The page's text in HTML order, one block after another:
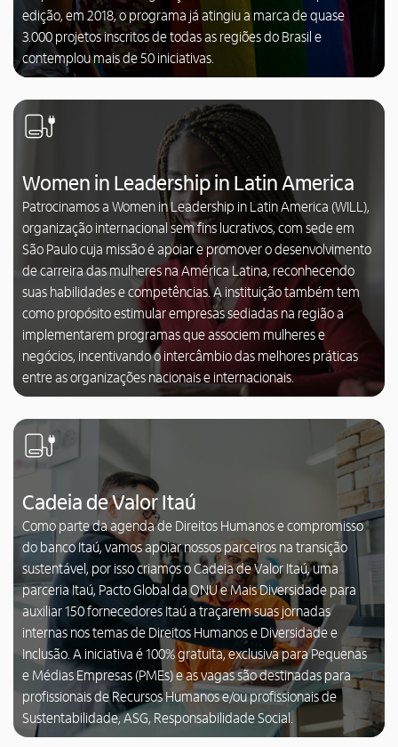
edição, em 2018, o programa já atingiu a marca de quase
3.000 projetos inscritos de todas as regiões do Brasil e
contemplou mais de 50 iniciativas.
Women in Leadership in Latin America
Patrocinamos a Women in Leadership in Latin America (WILL),
organização internacional sem fins lucrativos, com sede em
São Paulo cuja missão é apoiar e promover o desenvolvimento
de carreira das mulheres na América Latina, reconhecendo
suas habilidades e competências. A instituição também tem
como propósito estimular empresas sediadas na região a
implementarem programas que associem mulheres e
negócios, incentivando o intercâmbio das melhores práticas
entre as organizações nacionais e internacionais.
Cadeia de Valor Itaú
Como parte da agenda de Direitos Humanos e compromisso
do banco Itaú, vamos apoiar nossos parceiros na transição
sustentável, por isso criamos o Cadeia de Valor Itaú, uma
parceria Itaú, Pacto Global da ONU e Mais Diversidade para
auxiliar 150 fornecedores Itaú a traçarem suas jornadas
internas nos temas de Direitos Humanos e Diversidade e
Inclusão. A iniciativa é 100% gratuita, exclusiva para Pequenas
e Médias Empresas (PMEs) e as vagas são destinadas para
profissionais de Recursos Humanos e/ou profissionais de
Sustentabilidade, ASG, Responsabilidade Social.